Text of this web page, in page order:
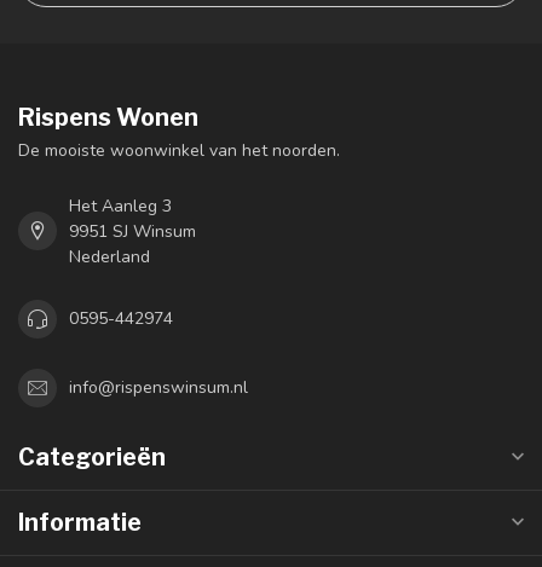
Rispens Wonen
De mooiste woonwinkel van het noorden.
Het Aanleg 3
9951 SJ Winsum
Nederland
0595-442974
info@rispenswinsum.nl
Categorieën
Informatie